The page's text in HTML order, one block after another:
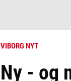
VIBORG NYT
Ny - og